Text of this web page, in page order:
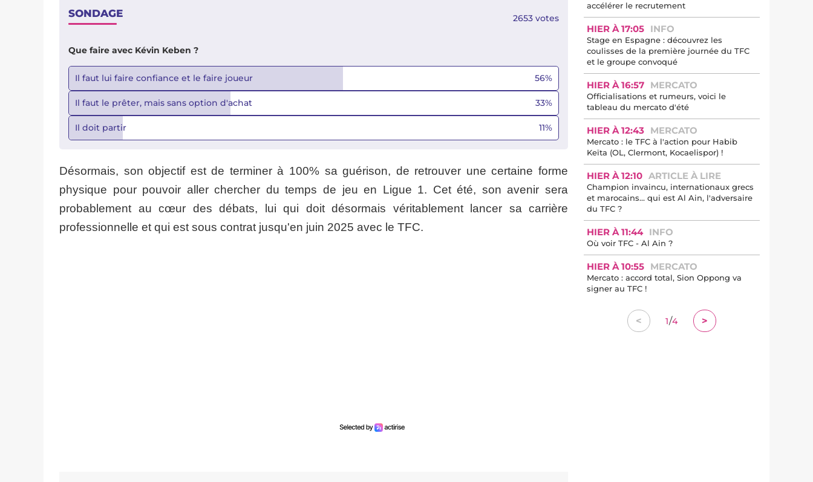
SONDAGE 2653 votes
Que faire avec Kévin Keben ?
Il faut lui faire confiance et le faire joueur 56%
Il faut le prêter, mais sans option d'achat 33%
Il doit partir 11%
Désormais, son objectif est de terminer à 100% sa guérison, de retrouver une certaine forme
physique pour pouvoir aller chercher du temps de jeu en Ligue 1. Cet été, son avenir sera
probablement au cœur des débats, lui qui doit désormais véritablement lancer sa carrière
professionnelle et qui est sous contrat jusqu'en juin 2025 avec le TFC.
accélérer le recrutement
HIER À 17:05 INFO
Stage en Espagne : découvrez les
coulisses de la première journée du TFC
et le groupe convoqué
HIER À 16:57 MERCATO
Officialisations et rumeurs, voici le
tableau du mercato d'été
HIER À 12:43 MERCATO
Mercato : le TFC à l'action pour Habib
Keïta (OL, Clermont, Kocaelispor) !
HIER À 12:10 ARTICLE À LIRE
Champion invaincu, internationaux grecs
et marocains… qui est Al Ain, l'adversaire
du TFC ?
HIER À 11:44 INFO
Où voir TFC - Al Ain ?
HIER À 10:55 MERCATO
Mercato : accord total, Sion Oppong va
signer au TFC !
< 1/4 >